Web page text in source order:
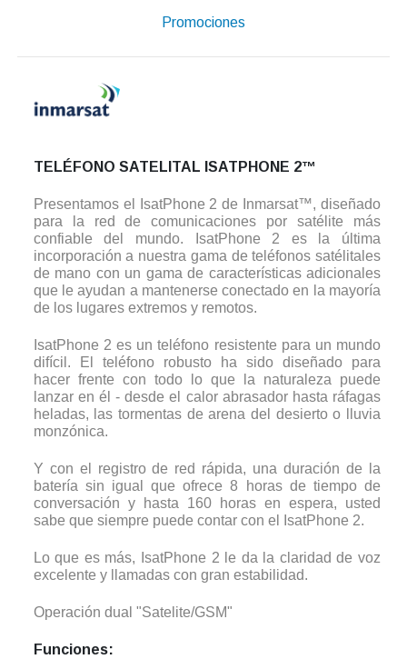
Promociones
TELÉFONO SATELITAL ISATPHONE 2™
Presentamos el IsatPhone 2 de Inmarsat™, diseñado
para la red de comunicaciones por satélite más
confiable del mundo. IsatPhone 2 es la última
incorporación a nuestra gama de teléfonos satélitales
de mano con un gama de características adicionales
que le ayudan a mantenerse conectado en la mayoría
de los lugares extremos y remotos.
IsatPhone 2 es un teléfono resistente para un mundo
difícil. El teléfono robusto ha sido diseñado para
hacer frente con todo lo que la naturaleza puede
lanzar en él - desde el calor abrasador hasta ráfagas
heladas, las tormentas de arena del desierto o lluvia
monzónica.
Y con el registro de red rápida, una duración de la
batería sin igual que ofrece 8 horas de tiempo de
conversación y hasta 160 horas en espera, usted
sabe que siempre puede contar con el IsatPhone 2.
Lo que es más, IsatPhone 2 le da la claridad de voz
excelente y llamadas con gran estabilidad.
Operación dual "Satelite/GSM"
Funciones: